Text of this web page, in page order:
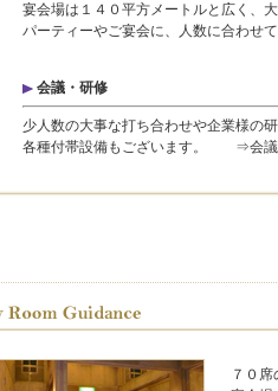
宴会場は１４０平方メートルと広く、
パーティーやご宴会に、人数に合わ
会議・研修
少人数の大事な打ち合わせや企業様の
各種付帯設備もございます。 ⇒会議
７０